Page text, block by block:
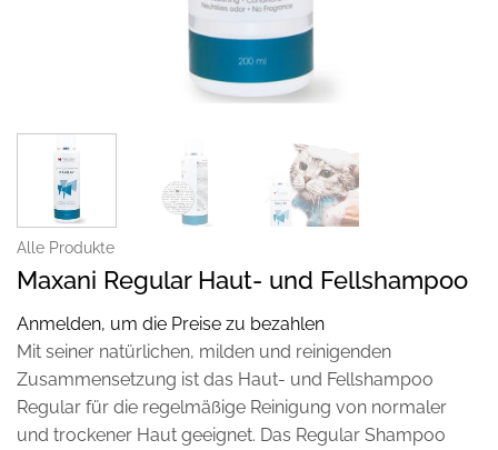
Alle Produkte
Maxani Regular Haut- und Fellshampoo
Anmelden, um die Preise zu bezahlen
Mit seiner natürlichen, milden und reinigenden
Zusammensetzung ist das Haut- und Fellshampoo
Regular für die regelmäßige Reinigung von normaler
und trockener Haut geeignet. Das Regular Shampoo